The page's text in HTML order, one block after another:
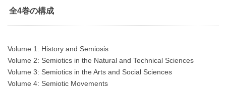
全4巻の構成
Volume 1: History and Semiosis
Volume 2: Semiotics in the Natural and Technical Sciences
Volume 3: Semiotics in the Arts and Social Sciences
Volume 4: Semiotic Movements